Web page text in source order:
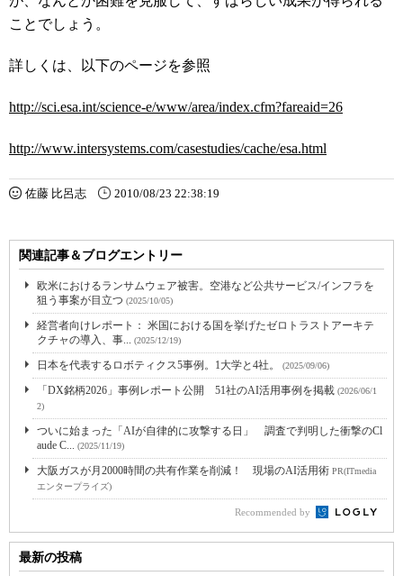
ことでしょう。
詳しくは、以下のページを参照
http://sci.esa.int/science-e/www/area/index.cfm?fareaid=26
http://www.intersystems.com/casestudies/cache/esa.html
佐藤 比呂志 2010/08/23 22:38:19
関連記事＆ブログエントリー
欧米におけるランサムウェア被害。空港など公共サービス/インフラを
狙う事案が目立つ (2025/10/05)
経営者向けレポート： 米国における国を挙げたゼロトラストアーキテ
クチャの導入、事... (2025/12/19)
日本を代表するロボティクス5事例。1大学と4社。 (2025/09/06)
「DX銘柄2026」事例レポート公開 51社のAI活用事例を掲載 (2026/06/1
2)
ついに始まった「AIが自律的に攻撃する日」 調査で判明した衝撃のCl
aude C... (2025/11/19)
大阪ガスが月2000時間の共有作業を削減！ 現場のAI活用術 PR(ITmedia
エンタープライズ)
Recommended by
最新の投稿